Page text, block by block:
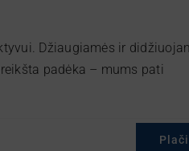
Džiaugiamės ir
padėka – mums pati